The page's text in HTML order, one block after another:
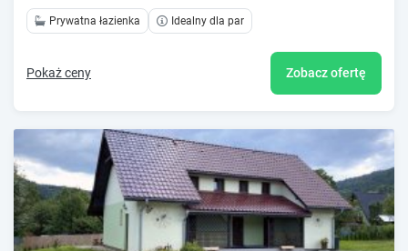
Prywatna łazienka Idealny dla par
Pokaż ceny Zobacz ofertę